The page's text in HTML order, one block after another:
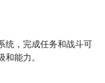
统，完成任务和战斗可
能力。